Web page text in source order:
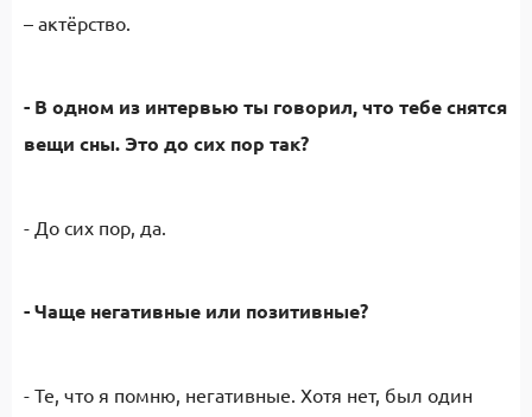
– актёрство.
- В одном из интервью ты говорил, что тебе снятся
вещи сны. Это до сих пор так?
- До сих пор, да.
- Чаще негативные или позитивные?
- Те, что я помню, негативные. Хотя нет, был один